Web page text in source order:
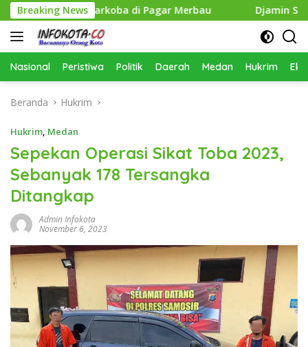
Langsung
ke
konten
Breaking News
Narkoba di Pagar Merbau Djamin Setia
Nasional Peristiwa Politik Daerah Medan Hukrim
Beranda Hukrim
Hukrim, Medan
Sepekan Operasi Sikat Toba 2023,
Sebanyak 178 Tersangka
Ditangkap
Admin Infokota
November 6, 2023